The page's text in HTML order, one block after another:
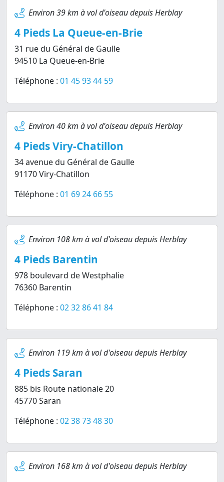
Environ 39 km à vol d'oiseau depuis Herblay
4 Pieds La Queue-en-Brie
31 rue du Général de Gaulle
94510 La Queue-en-Brie
Téléphone : 01 45 93 44 59
Environ 40 km à vol d'oiseau depuis Herblay
4 Pieds Viry-Chatillon
34 avenue du Général de Gaulle
91170 Viry-Chatillon
Téléphone : 01 69 24 66 55
Environ 108 km à vol d'oiseau depuis Herblay
4 Pieds Barentin
978 boulevard de Westphalie
76360 Barentin
Téléphone : 02 32 86 41 84
Environ 119 km à vol d'oiseau depuis Herblay
4 Pieds Saran
885 bis Route nationale 20
45770 Saran
Téléphone : 02 38 73 48 30
Environ 168 km à vol d'oiseau depuis Herblay